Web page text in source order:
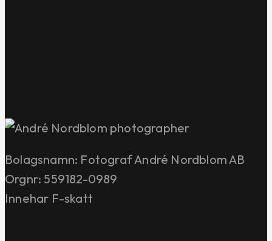
Bolagsnamn: Fotograf André Nordblom AB
Orgnr: 559182-0989
Innehar F-skatt